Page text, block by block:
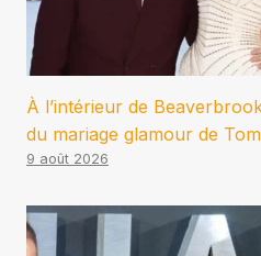
À l’intérieur de
du mariage glamour de
9 août 2026